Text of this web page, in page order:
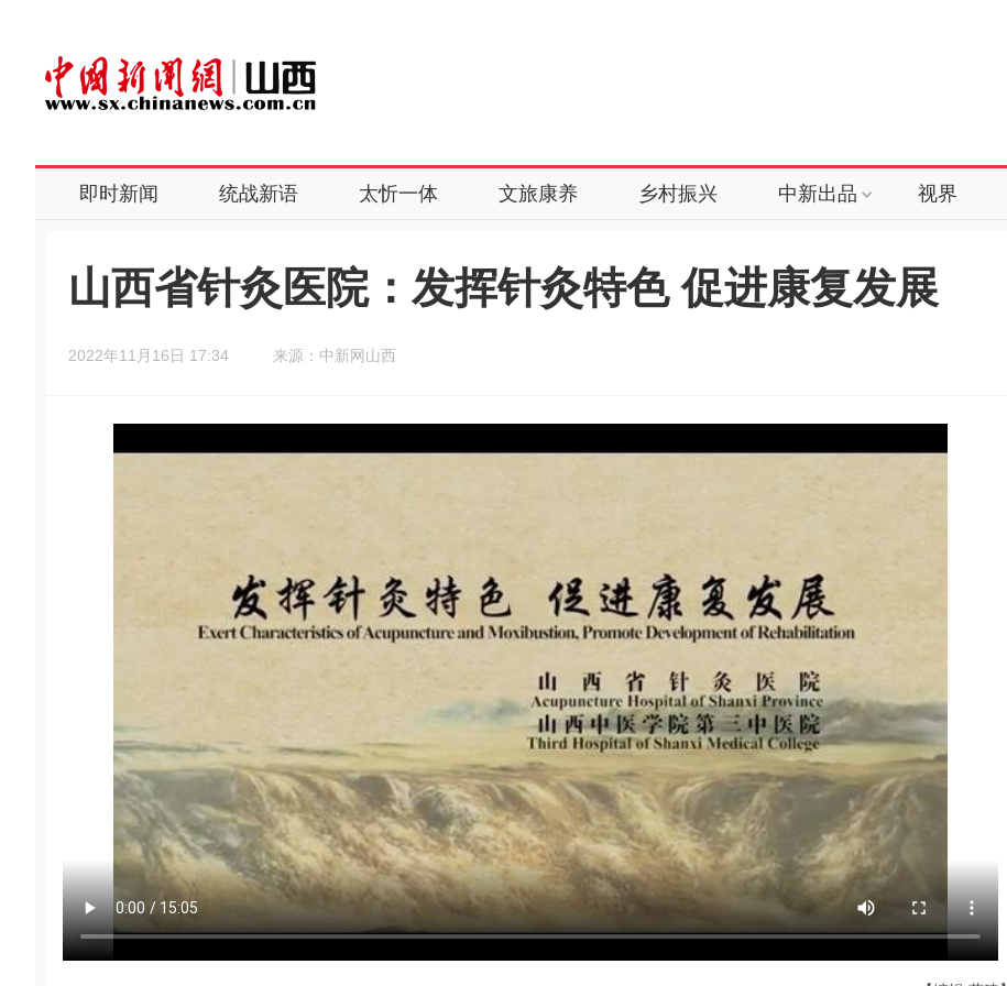
即时新闻 统战新语 太忻一体 文旅康养 乡村振兴 中新出品 视界
山西省针灸医院：发挥针灸特色 促进康复发展
2022年11月16日 17:34 来源：中新网山西